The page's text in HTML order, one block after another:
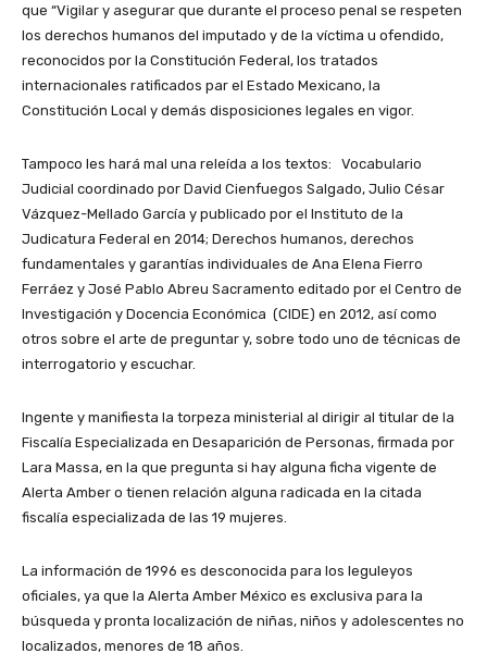
que “Vigilar y asegurar que durante el proceso penal se respeten
los derechos humanos del imputado y de la víctima u ofendido,
reconocidos por la Constitución Federal, los tratados
internacionales ratificados par el Estado Mexicano, la
Constitución Local y demás disposiciones legales en vigor.
Tampoco les hará mal una releída a los textos: Vocabulario
Judicial coordinado por David Cienfuegos Salgado, Julio César
Vázquez-Mellado García y publicado por el Instituto de la
Judicatura Federal en 2014; Derechos humanos, derechos
fundamentales y garantías individuales de Ana Elena Fierro
Ferráez y José Pablo Abreu Sacramento editado por el Centro de
Investigación y Docencia Económica (CIDE) en 2012, así como
otros sobre el arte de preguntar y, sobre todo uno de técnicas de
interrogatorio y escuchar.
Ingente y manifiesta la torpeza ministerial al dirigir al titular de la
Fiscalía Especializada en Desaparición de Personas, firmada por
Lara Massa, en la que pregunta si hay alguna ficha vigente de
Alerta Amber o tienen relación alguna radicada en la citada
fiscalía especializada de las 19 mujeres.
La información de 1996 es desconocida para los leguleyos
oficiales, ya que la Alerta Amber México es exclusiva para la
búsqueda y pronta localización de niñas, niños y adolescentes no
localizados, menores de 18 años.